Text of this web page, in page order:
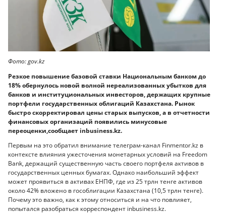
Фото: gov.kz
Резкое повышение базовой ставки Национальным банком до
18% обернулось новой волной нереализованных убытков для
банков и институциональных инвесторов, держащих крупные
портфели государственных облигаций Казахстана. Рынок
быстро скорректировал цены старых выпусков, а в отчетности
финансовых организаций появились минусовые
переоценки,сообщает inbusiness.kz.
Первым на это обратил внимание телеграм-канал Finmentor.kz в
контексте влияния ужесточения монетарных условий на Freedom
Bank, держащий существенную часть своего портфеля активов в
государственных ценных бумагах. Однако наибольший эффект
может проявиться в активах ЕНПФ, где из 25 трлн тенге активов
около 42% вложено в гособлигации Казахстана (10,5 трлн тенге).
Почему это важно, как к этому относиться и на что повлияет,
попытался разобраться корреспондент inbusiness.kz.